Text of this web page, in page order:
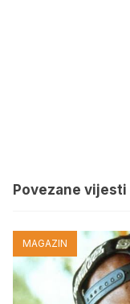
Povezane vijesti
MAGAZIN